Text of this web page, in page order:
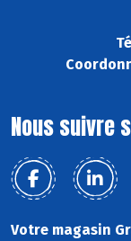
Nous suivre
Votre magasin